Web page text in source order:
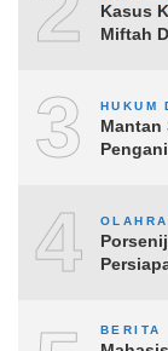
Kasus
Miftah
3 HUKUM
Mantan
4
BERITA